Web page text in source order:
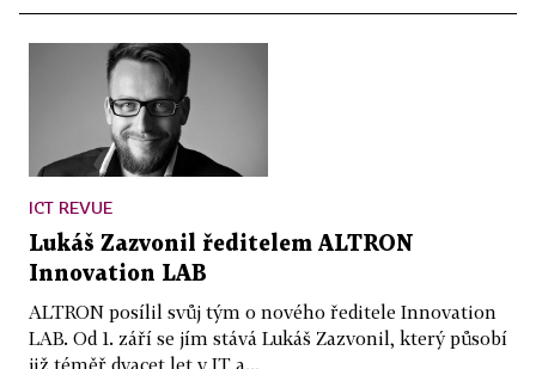
ICT REVUE
Lukáš Zazvonil ředitelem ALTRON
Innovation LAB
ALTRON posílil svůj tým o nového ředitele Innovation
LAB. Od 1. září se jím stává Lukáš Zazvonil, který působí
již téměř dvacet let v IT a...